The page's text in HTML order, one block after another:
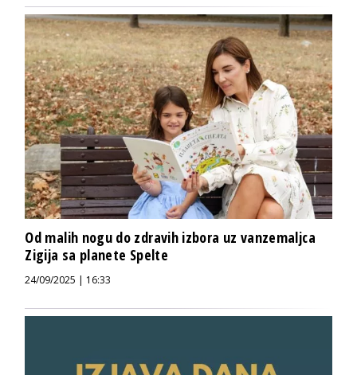
Od malih nogu do zdravih izbora uz vanzemaljca
Zigija sa planete Spelte
24/09/2025 | 16:33